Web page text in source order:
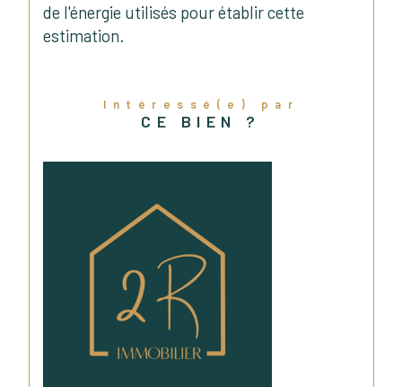
de l'énergie utilisés pour établir cette
estimation.
Intéressé(e) par
CE BIEN ?